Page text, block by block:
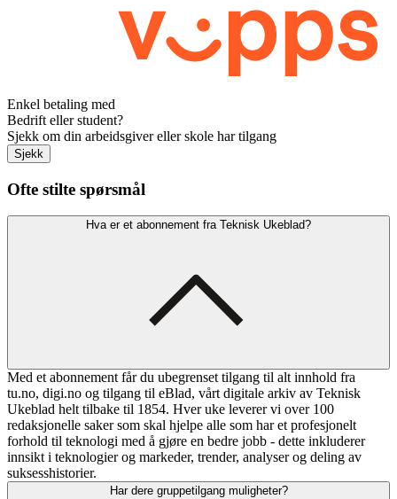
Enkel betaling med
Bedrift eller student?
Sjekk om din arbeidsgiver eller skole har tilgang
Sjekk
Ofte stilte spørsmål
Hva er et abonnement fra Teknisk Ukeblad?
Med et abonnement får du ubegrenset tilgang til alt innhold fra
tu.no, digi.no og tilgang til eBlad, vårt digitale arkiv av Teknisk
Ukeblad helt tilbake til 1854. Hver uke leverer vi over 100
redaksjonelle saker som skal hjelpe alle som har et profesjonelt
forhold til teknologi med å gjøre en bedre jobb - dette inkluderer
innsikt i teknologier og markeder, trender, analyser og deling av
suksesshistorier.
Har dere gruppetilgang muligheter?